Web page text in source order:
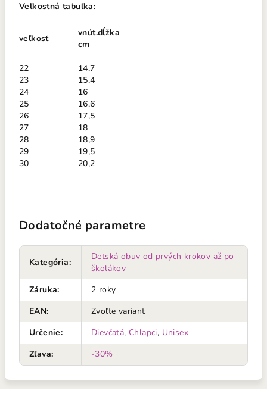
Veľkostná tabuľka:
veľkosť
vnút.dĺžka
cm
22
14,7
23
15,4
24
16
25
16,6
26
17,5
27
18
28
18,9
29
19,5
30
20,2
Dodatočné parametre
Kategória:
Detská obuv od prvých krokov až po
školákov
Záruka:
2 roky
EAN:
Zvoľte variant
Určenie: Dievčatá, Chlapci, Unisex
Zľava: -30%